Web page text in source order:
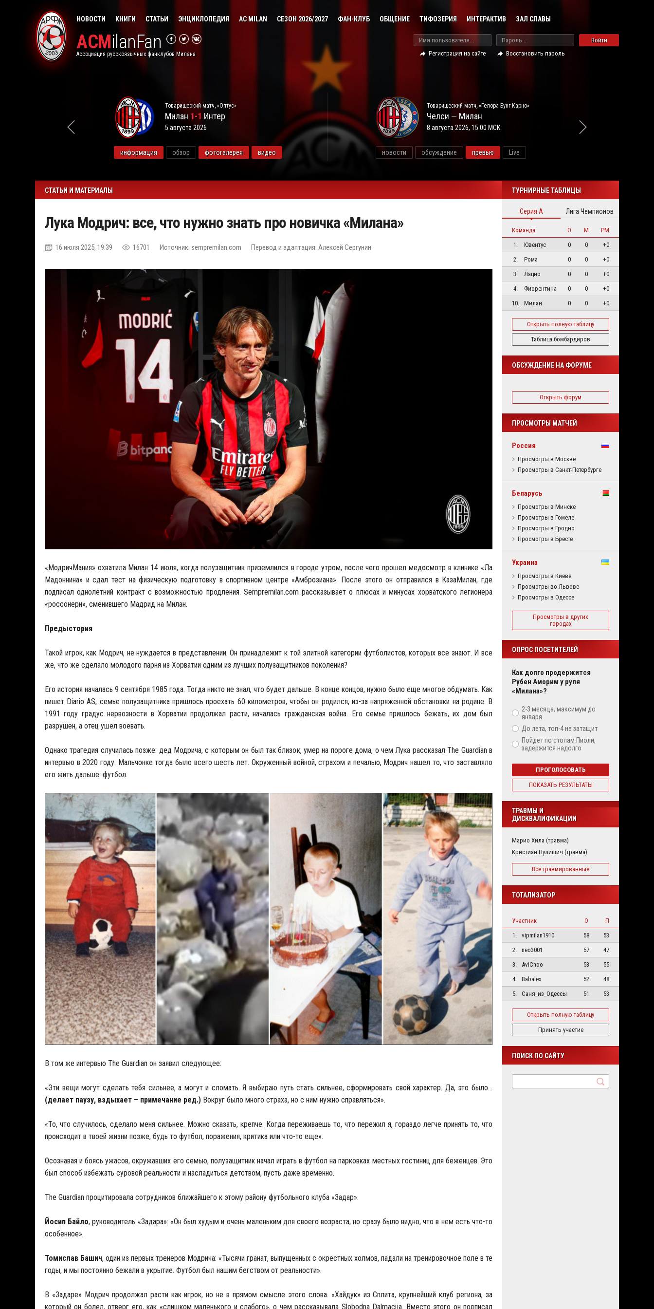
НОВОСТИ КНИГИ СТАТЬИ ЭНЦИКЛОПЕДИЯ AC MILAN СЕЗОН 2026/2027 ФАН-КЛУБ ОБЩЕНИЕ ТИФОЗЕРИЯ ИНТЕРАКТИВ ЗАЛ СЛАВЫ
ACMilanFan
Ассоциация русскоязычных фанклубов Милана
Войти
Регистрация на сайте
Восстановить пароль
Товарищеский матч, «Оптус»
Милан 1-1 Интер
5 августа 2026
информация обзор фотогалерея видео
Товарищеский матч, «Гелора Бунг Карно»
Челси — Милан
8 августа 2026, 15:00 МСК
новости обсуждение превью Live
СТАТЬИ И МАТЕРИАЛЫ
Лука Модрич: все, что нужно знать про новичка «Милана»
16 июля 2025, 19:39 16701 Источник: sempremilan.com Перевод и адаптация: Алексей Сергунин
«МодричМания» охватила Милан 14 июля, когда полузащитник приземлился в городе утром, после чего прошел медосмотр в клинике «Ла
Мадоннина» и сдал тест на физическую подготовку в спортивном центре «Амброзиана». После этого он отправился в КазаМилан, где
подписал однолетний контракт с возможностью продления. Sempremilan.com рассказывает о плюсах и минусах хорватского легионера
«россонери», сменившего Мадрид на Милан.
Предыстория
Такой игрок, как Модрич, не нуждается в представлении. Он принадлежит к той элитной категории футболистов, которых все знают. И все
же, что же сделало молодого парня из Хорватии одним из лучших полузащитников поколения?
Его история началась 9 сентября 1985 года. Тогда никто не знал, что будет дальше. В конце концов, нужно было еще многое обдумать. Как
пишет Diario AS, семье полузащитника пришлось проехать 60 километров, чтобы он родился, из-за напряженной обстановки на родине. В
1991 году градус нервозности в Хорватии продолжал расти, началась гражданская война. Его семье пришлось бежать, их дом был
разрушен, а отец ушел воевать.
Однако трагедия случилась позже: дед Модрича, с которым он был так близок, умер на пороге дома, о чем Лука рассказал The Guardian в
интервью в 2020 году. Мальчонке тогда было всего шесть лет. Окруженный войной, страхом и печалью, Модрич нашел то, что заставляло
его жить дальше: футбол.
В том же интервью The Guardian он заявил следующее:
«Эти вещи могут сделать тебя сильнее, а могут и сломать. Я выбираю путь стать сильнее, сформировать свой характер. Да, это было…
(делает паузу, вздыхает – примечание ред.) Вокруг было много страха, но с ним нужно справляться».
«То, что случилось, сделало меня сильнее. Можно сказать, крепче. Когда переживаешь то, что пережил я, гораздо легче принять то, что
происходит в твоей жизни позже, будь то футбол, поражения, критика или что-то еще».
Осознавая и боясь ужасов, окружавших его семью, полузащитник начал играть в футбол на парковках местных гостиниц для беженцев. Это
был способ избежать суровой реальности и насладиться детством, пусть даже временно.
The Guardian процитировала сотрудников ближайшего к этому району футбольного клуба «Задар».
Йосип Байло, руководитель «Задара»: «Он был худым и очень маленьким для своего возраста, но сразу было видно, что в нем есть что-то
особенное».
Томислав Башич, один из первых тренеров Модрича: «Тысячи гранат, выпущенных с окрестных холмов, падали на тренировочное поле в те
годы, и мы постоянно бежали в укрытие. Футбол был нашим бегством от реальности».
В «Задаре» Модрич продолжал расти как игрок, но не в прямом смысле этого слова. «Хайдук» из Сплита, крупнейший клуб региона, за
который он болел, отверг его, как «слишком маленького и слабого», о чем рассказывала Slobodna Dalmacija. Вместо этого он подписал
ТУРНИРНЫЕ ТАБЛИЦЫ
Серия А Лига Чемпионов
Команда О М
РМ
1.
Ювентус 0 0
+0
2.
Рома 0 0
+0
3.
Лацио 0 0
+0
4.
Фиорентина 0 0
+0
10.
Милан 0 0 +0
Открыть полную таблицу
Таблица бомбардиров
ОБСУЖДЕНИЕ НА ФОРУМЕ
Открыть форум
ПРОСМОТРЫ МАТЧЕЙ
Россия
Просмотры в Москве
Просмотры в Санкт-Петербурге
Беларусь
Просмотры в Минске
Просмотры в Гомеле
Просмотры в Гродно
Просмотры в Бресте
Украина
Просмотры в Киеве
Просмотры во Львове
Просмотры в Одессе
Просмотры в других
городах
ОПРОС ПОСЕТИТЕЛЕЙ
Как долго продержится
Рубен Аморим у руля
«Милана»?
2-3 месяца, максимум до
января
До лета, топ-4 не затащит
Пойдет по стопам Пиоли,
задержится надолго
ПРОГОЛОСОВАТЬ
ПОКАЗАТЬ РЕЗУЛЬТАТЫ
ТРАВМЫ И
ДИСКВАЛИФИКАЦИИ
Марио Хила (травма)
Кристиан Пулишич (травма)
Все травмированные
ТОТАЛИЗАТОР
Участник О
П
1.
vipmilan1910 58
53
2.
neo3001 57
47
3.
AviChoo 53
55
4.
Babalex 52
48
5.
Саня_из_Одессы 51 53
Открыть полную таблицу
Принять участие
ПОИСК ПО САЙТУ